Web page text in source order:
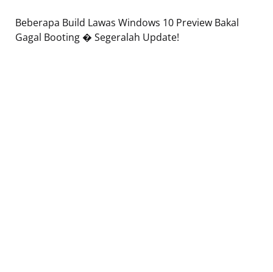
Beberapa Build Lawas Windows 10 Preview Bakal
Gagal Booting � Segeralah Update!